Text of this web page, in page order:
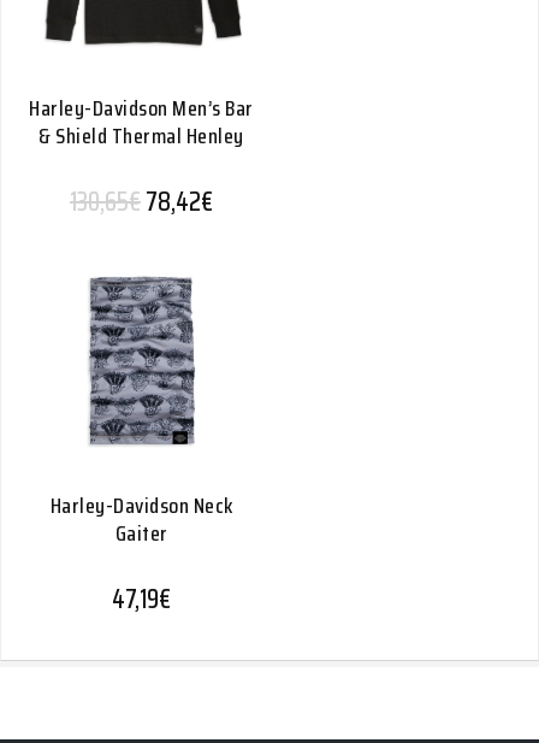
Harley-Davidson Men’s Bar
& Shield Thermal Henley
130,65€Alkuperäinen hinta oli: 130,65€.
78,42€
Harley-Davidson Neck
Gaiter
47,19€